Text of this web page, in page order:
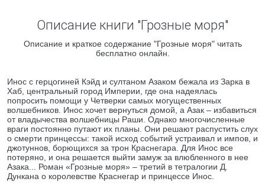
Описание книги "Грозные моря"
Описание и краткое содержание "Грозные моря" читать
бесплатно онлайн.
Инос с герцогиней Кэйд и султаном Азаком бежала из Зарка в
Хаб, центральный город Империи, где она надеялась
попросить помощи у Четверки самых могущественных
волшебников. Инос хочет вернуться домой, а Азак – избавиться
от владычества волшебницы Раши. Однако многочисленные
враги постоянно путают их планы. Они решают распустить слух
о смерти принцессы: такой исход событий устраивал и импов, и
джотуннов, борющихся за трон Краснегара. Для Инос все
потеряно, и она решается выйти замуж за влюбленного в нее
Азака... Роман «Грозные моря» – третий в тетралогии Д.
Дункана о королевстве Краснегар и принцессе Инос.